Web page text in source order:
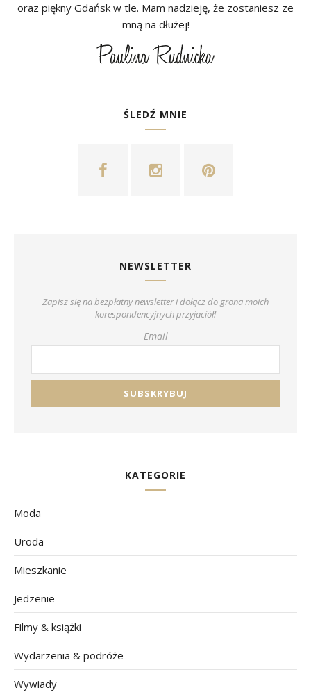
oraz piękny Gdańsk w tle. Mam nadzieję, że zostaniesz ze
mną na dłużej!
ŚLEDŹ MNIE
NEWSLETTER
Zapisz się na bezpłatny newsletter i dołącz do grona moich
korespondencyjnych przyjaciół!
Email
KATEGORIE
Moda
Uroda
Mieszkanie
Jedzenie
Filmy & książki
Wydarzenia & podróże
Wywiady